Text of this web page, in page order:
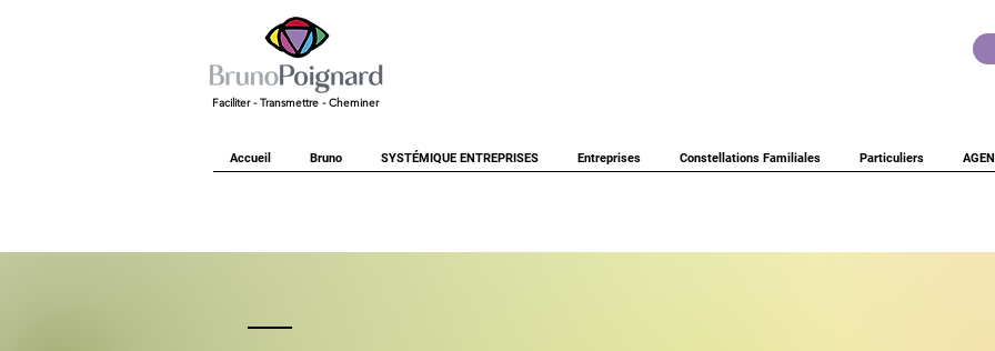
Faciliter - Transmettre - Cheminer
Accueil Bruno SYSTÉMIQUE ENTREPRISES Entreprises Constellations Familiales Particuliers